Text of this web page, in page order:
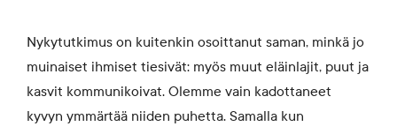
Nykytutkimus on kuitenkin osoittanut saman, minkä jo
muinaiset ihmiset tiesivät: myös muut eläinlajit, puut ja
kasvit kommunikoivat. Olemme vain kadottaneet
kyvyn ymmärtää niiden puhetta. Samalla kun